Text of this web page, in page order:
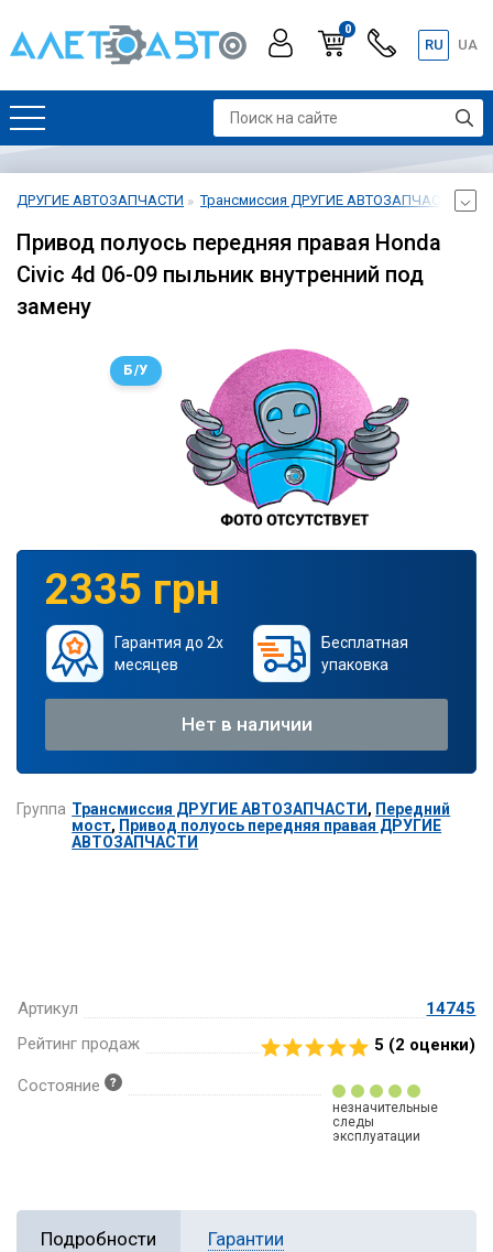
0
RU UA
ДРУГИЕ АВТОЗАПЧАСТИ Трансмиссия ДРУГИЕ АВТОЗАПЧАСТИ
Привод полуось передняя правая Honda
Civic 4d 06-09 пыльник внутренний под
замену
Б/У
Артикул
14745
Рейтинг продаж
5 (2 оценки)
Состояние
незначительные
следы
эксплуатации
2335 грн
Гарантия до 2х
месяцев
Бесплатная
упаковка
Нет в наличии
Группа Трансмиссия ДРУГИЕ АВТОЗАПЧАСТИ , Передний
мост, Привод полуось передняя правая ДРУГИЕ
АВТОЗАПЧАСТИ
Подробности Гарантии